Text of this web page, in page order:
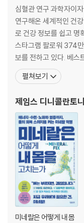
심혈관 연구 과학자이
연구해온 세계적인 건
로 건강 정보를 쉽고 명
스타그램 팔로워 374
보를 전하고 있다. 베스트셀러 《소금의 진실》, 《슈퍼 연료Superfue
l》, 《어떤 몸으로 나이
등 여러 건강서를 집필
칼럼은 발행 후
펼쳐보기
제임스 디니콜란토
미네랄은 어떻게 내 몸